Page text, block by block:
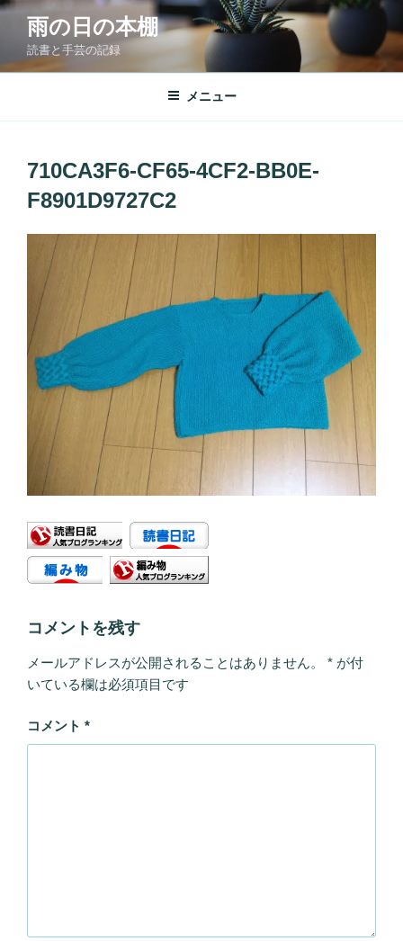
コ
ン
へ
雨の日の本棚
読書と手芸の記録
メニュー
710CA3F6-CF65-4CF2-BB0E-
F8901D9727C2
コメントを残す
メールアドレスが公開されることはありません。 * が付
いている欄は必須項目です
コメント *